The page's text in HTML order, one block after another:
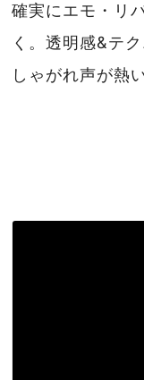
確実にエモ・リ
く。透明感&テ
しゃがれ声が熱